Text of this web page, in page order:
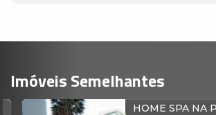
Imóveis Semelhantes
HOME SPA NA